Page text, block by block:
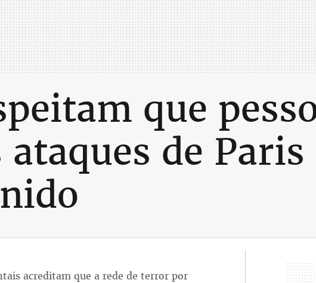
que
de Paris
acreditam que a rede de terror por